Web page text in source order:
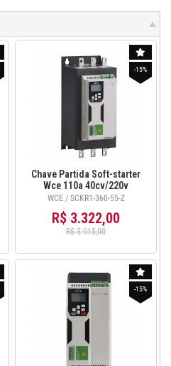
-15%
Chave Partida Soft-starter
Wce 110a 40cv/220v
75cv/380v com Ihm SCKR1-
WCE / SCKR1-360-55-Z
R$ 3.322,00
R$ 3.915,00
-15%